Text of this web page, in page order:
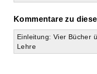
Kommentare zu
Einleitung: Vier Bücher
Lehre